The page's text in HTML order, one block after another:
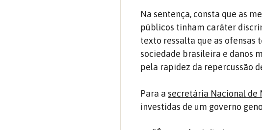
Na sentença, consta que as
públicos tinham caráter
texto ressalta que as ofensas
sociedade brasileira e danos
pela rapidez da repercussão
Para a secretária Nacional de
investidas de um governo